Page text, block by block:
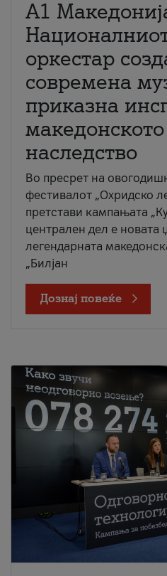
А1
оркестар
современа
приказна
наследство
Во пресрет на
фестивалот „Охридско
претстави кампањата
централен дел е новата
легендарната
„Билјан
Дознај повеќе